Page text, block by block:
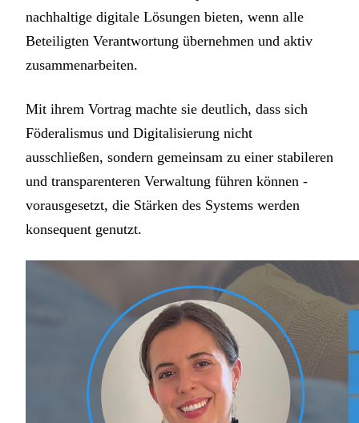
nachhaltige digitale Lösungen bieten, wenn alle
Beteiligten Verantwortung übernehmen und aktiv
zusammenarbeiten.
Mit ihrem Vortrag machte sie deutlich, dass sich
Föderalismus und Digitalisierung nicht
ausschließen, sondern gemeinsam zu einer stabileren
und transparenteren Verwaltung führen können -
vorausgesetzt, die Stärken des Systems werden
konsequent genutzt.